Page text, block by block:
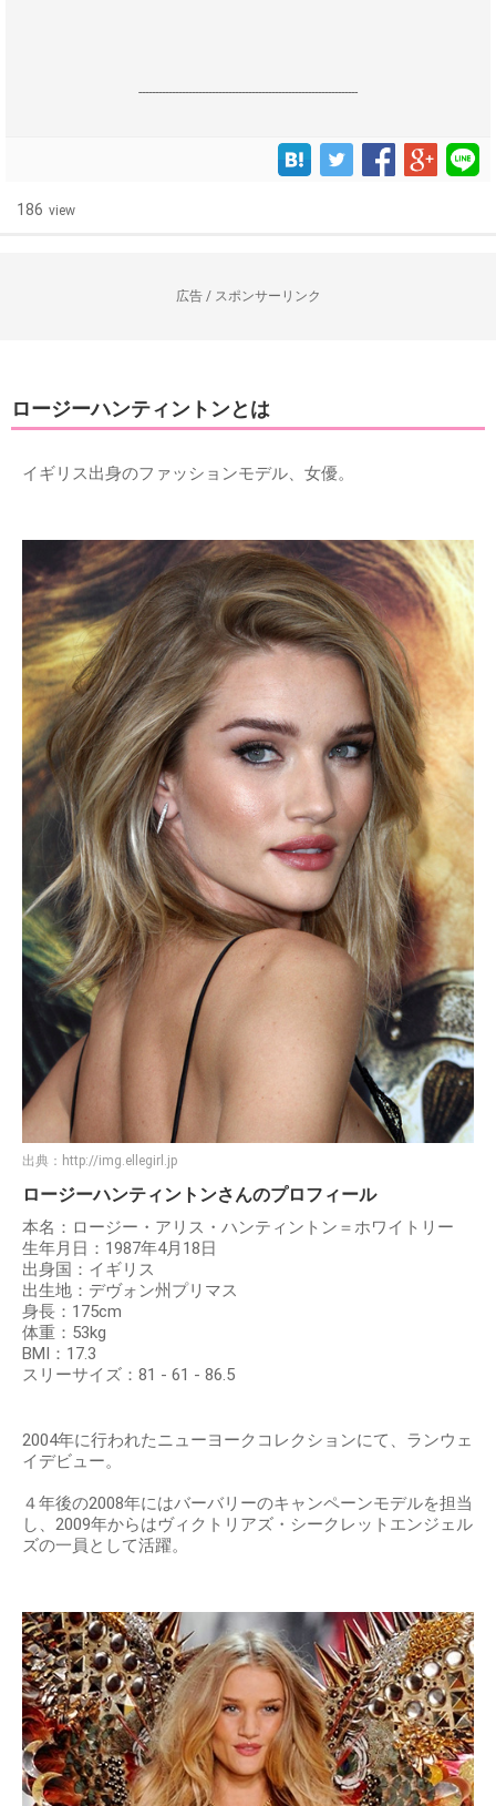
------------------------------------------------------------------
186 view
広告 / スポンサーリンク
ロージーハンティントンとは
イギリス出身のファッションモデル、女優。
出典： http://img.ellegirl.jp
ロージーハンティントンさんのプロフィール
本名：ロージー・アリス・ハンティントン＝ホワイトリー
生年月日：1987年4月18日
出身国：イギリス
出生地：デヴォン州プリマス
身長：175cm
体重：53kg
BMI：17.3
スリーサイズ：81 - 61 - 86.5
2004年に行われたニューヨークコレクションにて、ランウェ
イデビュー。
４年後の2008年にはバーバリーのキャンペーンモデルを担当
し、2009年からはヴィクトリアズ・シークレットエンジェル
ズの一員として活躍。